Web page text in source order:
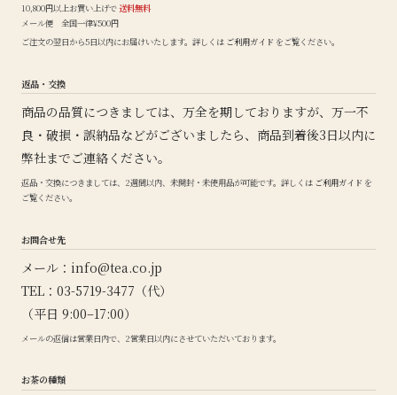
10,800円以上お買い上げで送料無料
メール便 全国一律¥500円
ご注文の翌日から5日以内にお届けいたします。詳しくは ご利用ガイド をご覧ください。
返品・交換
商品の品質につきましては、万全を期しておりますが、万一不
良・破損・誤納品などがございましたら、商品到着後3日以内に
弊社までご連絡ください。
返品・交換につきましては、2週間以内、未開封・未使用品が可能です。詳しくは ご利用ガイド を
ご覧ください。
お問合せ先
メール： info@tea.co.jp
TEL：03-5719-3477（代）
（平日 9:00–17:00）
メールの返信は営業日内で、2営業日以内にさせていただいております。
お茶の種類